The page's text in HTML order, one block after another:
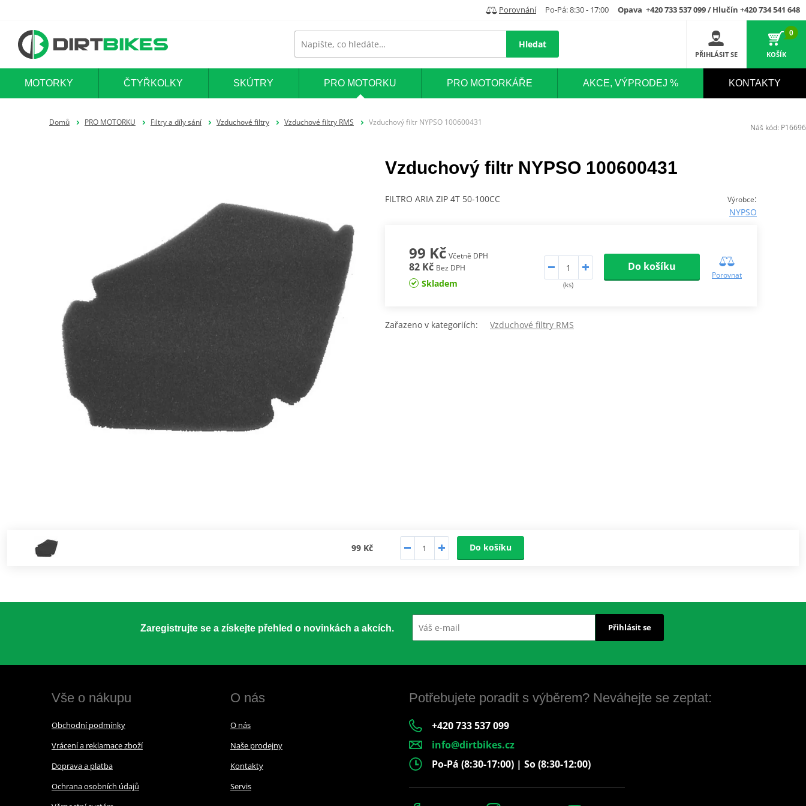
Porovnání Po-Pá: 8:30 - 17:00 Opava +420 733 537 099 / Hlučín +420 734 541 648
Hledat
PŘIHLÁSIT SE
0
KOŠÍK
MOTORKY ČTYŘKOLKY SKÚTRY PRO MOTORKU PRO MOTORKÁŘE AKCE, VÝPRODEJ % KONTAKTY
Domů PRO MOTORKU Filtry a díly sání Vzduchové filtry Vzduchové filtry RMS Vzduchový filtr NYPSO 100600431
Vzduchový filtr NYPSO 100600431
Výrobce:
NYPSO
FILTRO ARIA ZIP 4T 50-100CC
99 Kč Včetně DPH
82 Kč Bez DPH
Skladem (ks)
Do košíku
Porovnat
Zařazeno v kategoriích: Vzduchové filtry RMS
99 Kč Do košíku
Náš kód: P16696
Zaregistrujte se a získejte přehled o novinkách a akcích. Přihlásit se
Vše o nákupu
Obchodní podmínky
Vrácení a reklamace zboží
Doprava a platba
Ochrana osobních údajů
O nás
O nás
Naše prodejny
Kontakty
Servis
Potřebujete poradit s výběrem? Neváhejte se zeptat:
+420 733 537 099
info@dirtbikes.cz
Po-Pá (8:30-17:00) | So (8:30-12:00)